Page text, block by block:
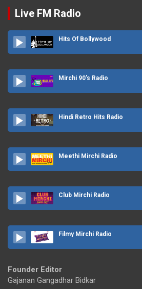
Live FM Radio
Hits Of Bollywood
Mirchi 90's Radio
Hindi Retro Hits Radio
Meethi Mirchi Radio
Club Mirchi Radio
Filmy Mirchi Radio
Founder Editor
Gajanan Gangadhar Bidkar